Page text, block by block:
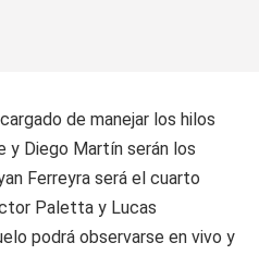
de manejar los hilos
y Diego Martín serán los
Ferreyra será el cuarto
Paletta y Lucas
podrá observarse en vivo y